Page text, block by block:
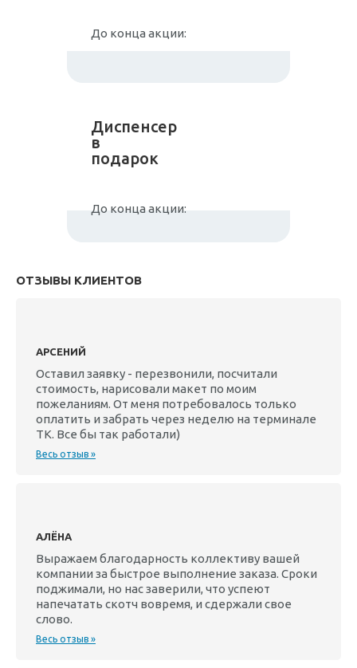
До конца акции:
Диспенсер
в
подарок
До конца акции:
ОТЗЫВЫ КЛИЕНТОВ
АРСЕНИЙ
Оставил заявку - перезвонили, посчитали
стоимость, нарисовали макет по моим
пожеланиям. От меня потребовалось только
оплатить и забрать через неделю на терминале
ТК. Все бы так работали)
Весь отзыв »
АЛЁНА
Выражаем благодарность коллективу вашей
компании за быстрое выполнение заказа. Сроки
поджимали, но нас заверили, что успеют
напечатать скотч вовремя, и сдержали свое
слово.
Весь отзыв »